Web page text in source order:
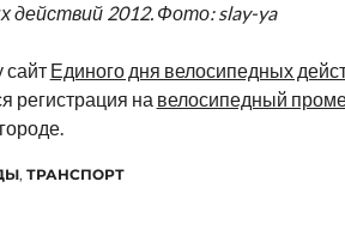
действий 2012. Фото: slay-ya
сайт Единого дня велосипедных
регистрация на велосипедный
, ТРАНСПОРТ